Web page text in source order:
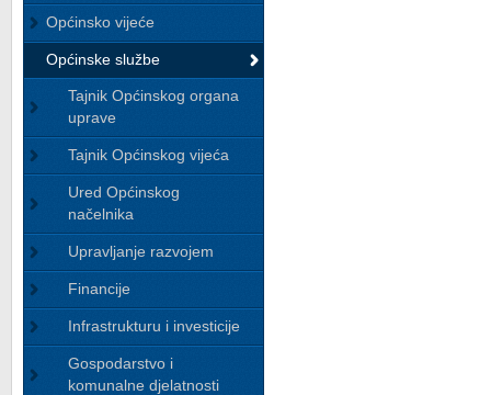
Općinsko vijeće
Općinske službe
Tajnik Općinskog organa
uprave
Tajnik Općinskog vijeća
Ured Općinskog
načelnika
Upravljanje razvojem
Financije
Infrastrukturu i investicije
Gospodarstvo i
komunalne djelatnosti